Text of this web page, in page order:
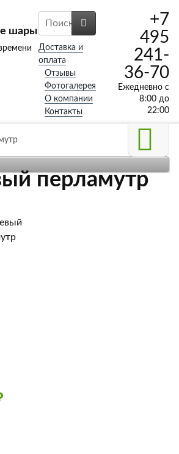
шары
Доставка и
оплата
Отзывы
Фотогалерея
О компании
Контакты
+7
495
241-
36-70
Ежедневно с
8:00 до
22:00
перламутр